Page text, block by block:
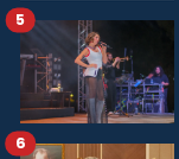
5
6